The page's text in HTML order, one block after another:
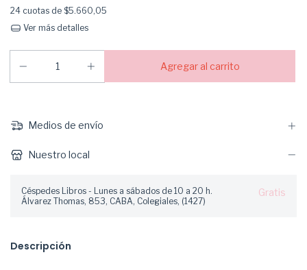
24 cuotas de $5.660,05
Ver más detalles
Medios de envío
Nuestro local
Céspedes Libros - Lunes a sábados de 10 a 20 h.
Álvarez Thomas, 853, CABA, Colegiales, (1427)
Gratis
Descripción